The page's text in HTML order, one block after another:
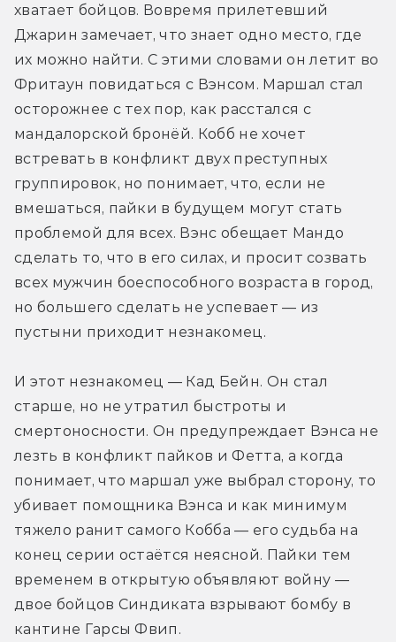
хватает бойцов. Вовремя прилетевший
Джарин замечает, что знает одно место, где
их можно найти. С этими словами он летит во
Фритаун повидаться с Вэнсом. Маршал стал
осторожнее с тех пор, как расстался с
мандалорской бронёй. Кобб не хочет
встревать в конфликт двух преступных
группировок, но понимает, что, если не
вмешаться, пайки в будущем могут стать
проблемой для всех. Вэнс обещает Мандо
сделать то, что в его силах, и просит созвать
всех мужчин боеспособного возраста в город,
но большего сделать не успевает — из
пустыни приходит незнакомец.
И этот незнакомец — Кад Бейн. Он стал
старше, но не утратил быстроты и
смертоносности. Он предупреждает Вэнса не
лезть в конфликт пайков и Фетта, а когда
понимает, что маршал уже выбрал сторону, то
убивает помощника Вэнса и как минимум
тяжело ранит самого Кобба — его судьба на
конец серии остаётся неясной. Пайки тем
временем в открытую объявляют войну —
двое бойцов Синдиката взрывают бомбу в
кантине Гарсы Фвип.